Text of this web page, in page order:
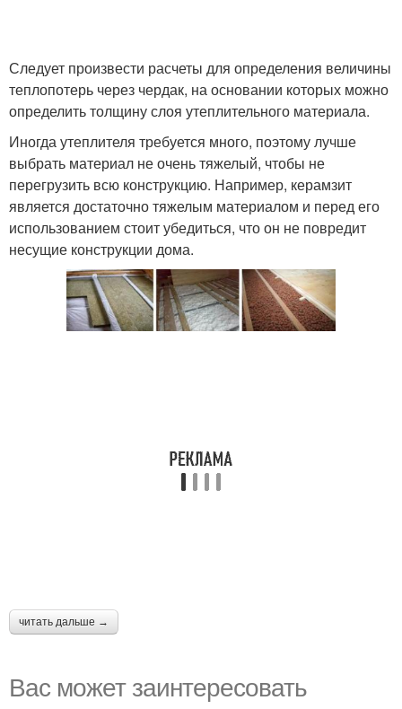
Следует произвести расчеты для определения величины
теплопотерь через чердак, на основании которых можно
определить толщину слоя утеплительного материала.
Иногда утеплителя требуется много, поэтому лучше
выбрать материал не очень тяжелый, чтобы не
перегрузить всю конструкцию. Например, керамзит
является достаточно тяжелым материалом и перед его
использованием стоит убедиться, что он не повредит
несущие конструкции дома.
читать дальше →
Вас может заинтересовать